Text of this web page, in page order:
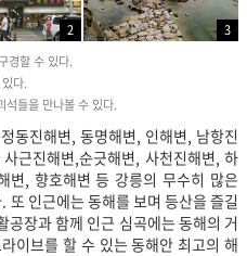
2
3
경할 수 있다.
다.
석들을 만나볼 수 있다.
동진해변, 동명해변, 인해변, 남항진
근진해변,순긋해변, 사천진해변, 하
변, 향호해변 등 강릉의 무수히 많은
또 인근에는 동해를 보며 등산을 즐길
장과 함께 인근 심곡에는 동해의 거
라이브를 할 수 있는 동해안 최고의 해